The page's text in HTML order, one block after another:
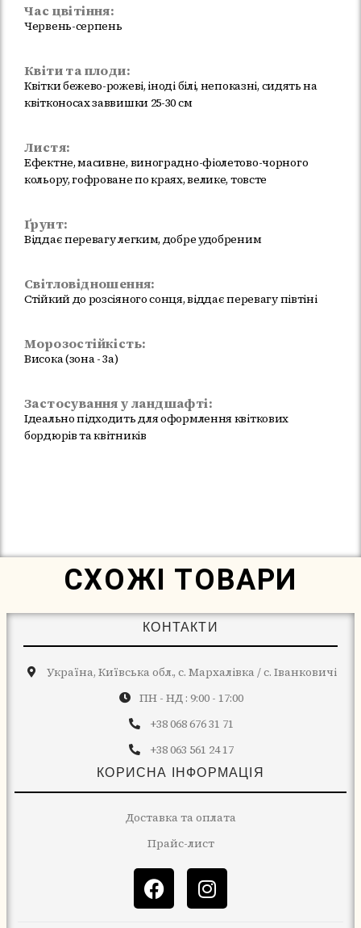
Час цвітіння:
Червень-серпень
Квіти та плоди:
Квітки бежево-рожеві, іноді білі, непоказні, сидять на
квітконосах заввишки 25-30 см
Листя:
Ефектне, масивне, виноградно-фіолетово-чорного
кольору, гофроване по краях, велике, товсте
Ґрунт:
Віддає перевагу легким, добре удобреним
Світловідношення:
Стійкий до розсіяного сонця, віддає перевагу півтіні
Морозостійкість:
Висока (зона - 3а)
Застосування у ландшафті:
Ідеально підходить для оформлення квіткових
бордюрів та квітників
СХОЖІ ТОВАРИ
КОНТАКТИ
Україна, Київська обл., с. Мархалівка / с. Іванковичі
ПН - НД : 9:00 - 17:00
+38 068 676 31 71
+38 063 561 24 17
КОРИСНА ІНФОРМАЦІЯ
Доставка та оплата
Прайс-лист